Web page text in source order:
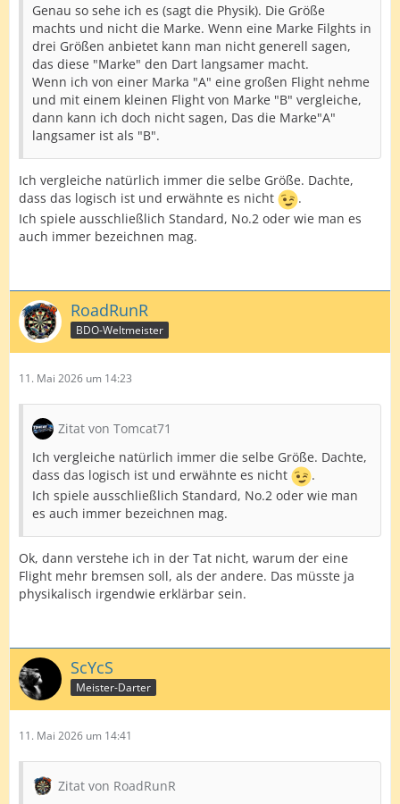
Genau so sehe ich es (sagt die Physik). Die Größe
machts und nicht die Marke. Wenn eine Marke Filghts in
drei Größen anbietet kann man nicht generell sagen,
das diese "Marke" den Dart langsamer macht.
Wenn ich von einer Marka "A" eine großen Flight nehme
und mit einem kleinen Flight von Marke "B" vergleiche,
dann kann ich doch nicht sagen, Das die Marke"A"
langsamer ist als "B".
Ich vergleiche natürlich immer die selbe Größe. Dachte,
dass das logisch ist und erwähnte es nicht
.
Ich spiele ausschließlich Standard, No.2 oder wie man es
auch immer bezeichnen mag.
RoadRunR
BDO-Weltmeister
11. Mai 2026 um 14:23
Zitat von Tomcat71
Ich vergleiche natürlich immer die selbe Größe. Dachte,
dass das logisch ist und erwähnte es nicht
.
Ich spiele ausschließlich Standard, No.2 oder wie man
es auch immer bezeichnen mag.
Ok, dann verstehe ich in der Tat nicht, warum der eine
Flight mehr bremsen soll, als der andere. Das müsste ja
physikalisch irgendwie erklärbar sein.
ScYcS
Meister-Darter
11. Mai 2026 um 14:41
Zitat von RoadRunR